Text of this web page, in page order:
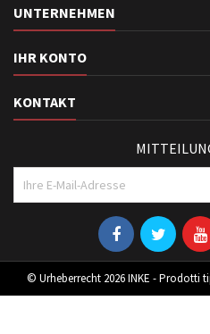
UNTERNEHMEN
IHR KONTO
KONTAKT
© Urheberrecht 2026 INKE - Prodotti